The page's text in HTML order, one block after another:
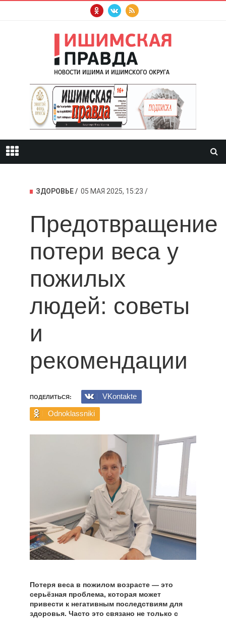
ЗДОРОВЬЕ 05 МАЯ 2025, 15:23
Предотвращение
потери веса у
пожилых
людей: советы
и
рекомендации
ПОДЕЛИТЬСЯ:
VKontakte
Odnoklassniki
Потеря веса в пожилом возрасте — это
серьёзная проблема, которая может
привести к негативным последствиям для
здоровья. Часто это связано не только с